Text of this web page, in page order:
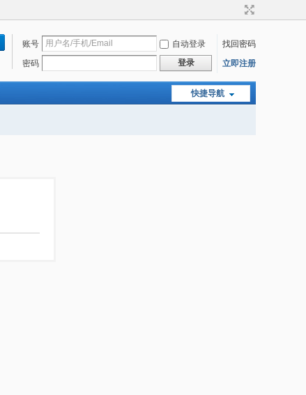
账号 自动登录
找回密码
密码
登录 立即注册
快捷导航